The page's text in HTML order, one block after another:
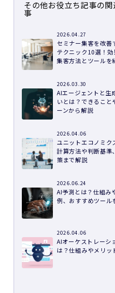
その他お役立ち記事の関
事
2026.04.27
セミナー集客を改善
テクニック10選！効
集客方法とツールを
2026.03.30
AIエージェントと生
いとは？できること
ーンから解説
2026.04.06
ユニットエコノミク
計算方法や判断基準
策まで解説
2026.06.24
AI予測とは？仕組み
例、おすすめツール
2026.04.06
AIオーケストレーシ
は？仕組みやメリッ